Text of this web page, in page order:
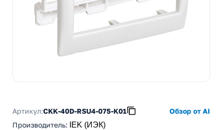
Артикул:CKK-40D-RSU4-075-K01
Обзор от AI
Производитель: IEK (ИЭК)